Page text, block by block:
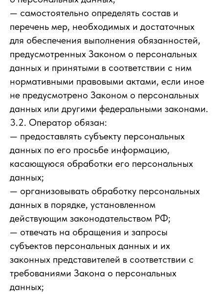
— самостоятельно определять состав и
перечень мер, необходимых и достаточных
для обеспечения выполнения обязанностей,
предусмотренных Законом о персональных
данных и принятыми в соответствии с ним
нормативными правовыми актами, если иное
не предусмотрено Законом о персональных
данных или другими федеральными законами.
3.2. Оператор обязан:
— предоставлять субъекту персональных
данных по его просьбе информацию,
касающуюся обработки его персональных
данных;
— организовывать обработку персональных
данных в порядке, установленном
действующим законодательством РФ;
— отвечать на обращения и запросы
субъектов персональных данных и их
законных представителей в соответствии с
требованиями Закона о персональных
данных;